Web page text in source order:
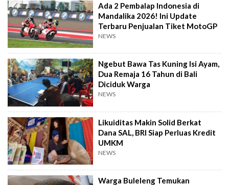
Ada 2 Pembalap Indonesia di
Mandalika 2026! Ini Update
Terbaru Penjualan Tiket MotoGP
NEWS
Ngebut Bawa Tas Kuning Isi Ayam,
Dua Remaja 16 Tahun di Bali
Diciduk Warga
NEWS
Likuiditas Makin Solid Berkat
Dana SAL, BRI Siap Perluas Kredit
UMKM
NEWS
Warga Buleleng Temukan